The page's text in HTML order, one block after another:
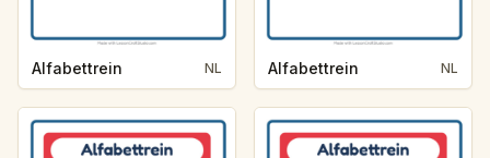
Alfabettrein NL Alfabettrein NL